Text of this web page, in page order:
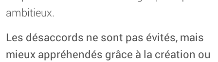
ambitieux.
Les désaccords ne sont pas évités, mais
mieux appréhendés grâce à la création ou